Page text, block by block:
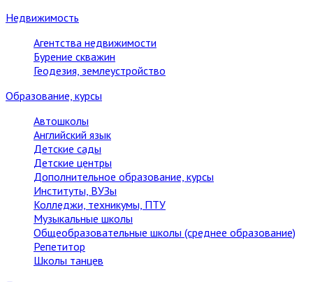
Недвижимость
Агентства недвижимости
Бурение скважин
Геодезия, землеустройство
Образование, курсы
Автошколы
Английский язык
Детские сады
Детские центры
Дополнительное образование, курсы
Институты, ВУЗы
Колледжи, техникумы, ПТУ
Музыкальные школы
Общеобразовательные школы (среднее образование)
Репетитор
Школы танцев